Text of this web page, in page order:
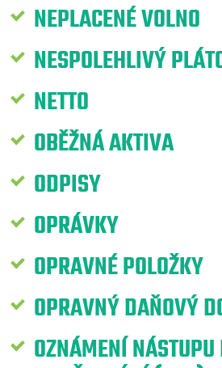
NEPLACENÉ VOLNO
NESPOLEHLIVÝ
NETTO
OBĚŽNÁ AKTIVA
ODPISY
OPRÁVKY
OPRAVNÉ POLOŽKY
OPRAVNÝ DAŇOVÝ
OZNÁMENÍ NÁSTUPU